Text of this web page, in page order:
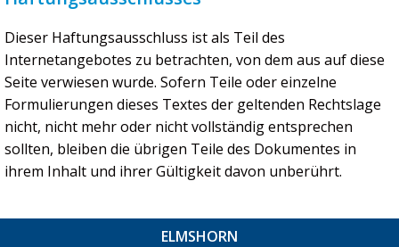
Dieser Haftungsausschluss ist als Teil des
Internetangebotes zu betrachten, von dem aus auf diese
Seite verwiesen wurde. Sofern Teile oder einzelne
Formulierungen dieses Textes der geltenden Rechtslage
nicht, nicht mehr oder nicht vollständig entsprechen
sollten, bleiben die übrigen Teile des Dokumentes in
ihrem Inhalt und ihrer Gültigkeit davon unberührt.
ELMSHORN